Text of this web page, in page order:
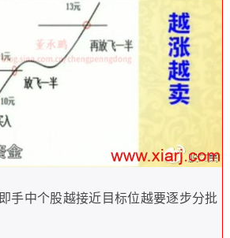
即手中个股越接近目标位越要逐步分批